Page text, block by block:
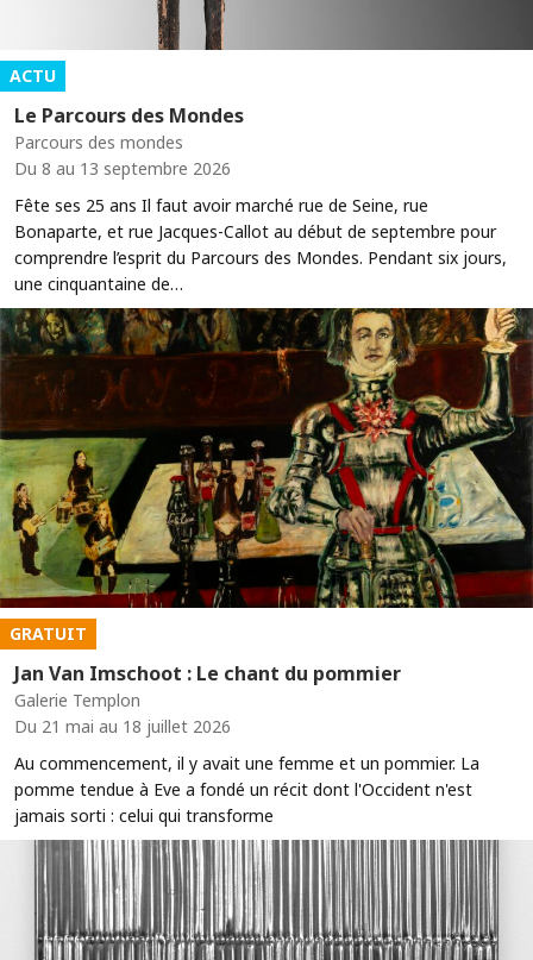
ACTU
Le Parcours des Mondes
Parcours des mondes
Du 8 au 13 septembre 2026
Fête ses 25 ans Il faut avoir marché rue de Seine, rue
Bonaparte, et rue Jacques-Callot au début de septembre pour
comprendre l’esprit du Parcours des Mondes. Pendant six jours,
une cinquantaine de…
GRATUIT
Jan Van Imschoot : Le chant du pommier
Galerie Templon
Du 21 mai au 18 juillet 2026
Au commencement, il y avait une femme et un pommier. La
pomme tendue à Eve a fondé un récit dont l'Occident n'est
jamais sorti : celui qui transforme